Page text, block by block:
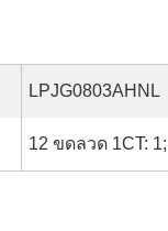
LPJG0803AHNL
12 ขดลวด 1CT: 1;